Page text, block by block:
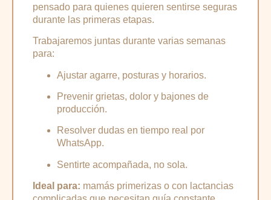
pensado para quienes quieren sentirse seguras
durante las primeras etapas.
Trabajaremos juntas durante varias semanas
para:
Ajustar agarre, posturas y horarios.
Prevenir grietas, dolor y bajones de
producción.
Resolver dudas en tiempo real por
WhatsApp.
Sentirte acompañada, no sola.
Ideal para: mamás primerizas o con lactancias